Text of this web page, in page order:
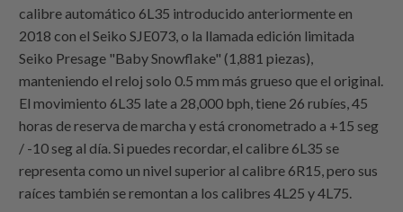
calibre automático 6L35 introducido anteriormente en
2018 con el Seiko SJE073, o la llamada edición limitada
Seiko Presage "Baby Snowflake" (1,881 piezas),
manteniendo el reloj solo 0.5 mm más grueso que el original.
El movimiento 6L35 late a 28,000 bph, tiene 26 rubíes, 45
horas de reserva de marcha y está cronometrado a +15 seg
/ -10 seg al día. Si puedes recordar, el calibre 6L35 se
representa como un nivel superior al calibre 6R15, pero sus
raíces también se remontan a los calibres 4L25 y 4L75.